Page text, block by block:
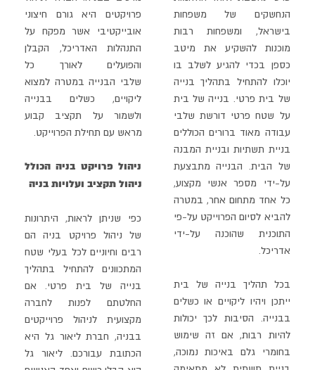
הנחשקים של משפחות
בישראל, ומשפחות רבות
מוכנותלהשקיע את מיטב
כספן בכדי להגיע לשלב בו
יוכלו להתחיל בתהליך בנייה
של בית פרטי. בנייה של בית
על שטח פרטי דורשת שלבי
עבודה מאוד ברורים הכוללים
בניית תשתיות ובניית המבנה
של הבית. הבנייה מתבצעת
על-ידי מספר אנשי מקצוע,
כל אחד מתחום אחר, במטרה
להביא לסיום הפרוייקט על-פי
התוכנית שהוכנה על-ידי
אדריכל.
בכל תהליך בנייה של בית
ייתכן ויהיו ליקויים או כשלים
בבנייה. הסיבות לכך יכולות
להיות רבות, אם זה שימוש
בחומרי גלם באיכות נמוכה,
פרויקטים היא גורם חיצוני
אובייקטיבי אשר מפקח על
התנהלות האדריכל, הקבלן
והפועלים לאורך כל
שלבי הבנייה במטרה למצוא
ליקויים, כשלים בבנייה
ולשמור על תקציב קבוע
מראש עם תחילת הפרוייקט.
ניהול פרויקט בניה הכולל
ניהול תקציב ועלויות בניה
כפי שניתן לראות, היתרונות
של ניהול פרויקט בניה הם
רבים וחיוניים לכל בעלי שטח
המתכוונים להתחיל בתהליך
בנייה של בית פרטי. אם
החלטתם לפנות לחברה
מקצועית לניהול פרוייקטים
בבניה, חברת ליאור גל היא
הכתובת עבורכם. ליאור גל